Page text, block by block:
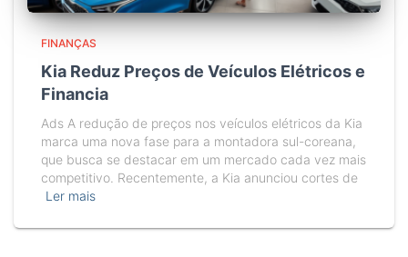
FINANÇAS
Kia Reduz Preços de Veículos Elétricos e
Financia
Ads A redução de preços nos veículos elétricos da Kia
marca uma nova fase para a montadora sul-coreana,
que busca se destacar em um mercado cada vez mais
competitivo. Recentemente, a Kia anunciou cortes de
Ler mais